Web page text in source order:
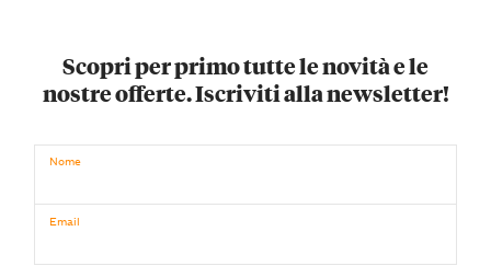
Scopri per primo tutte le novità e le
nostre offerte. Iscriviti alla newsletter!
Nome
Email